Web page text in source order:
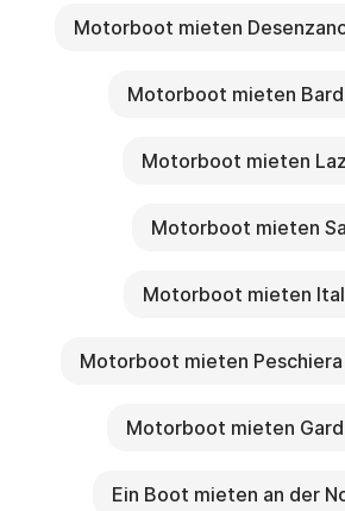
Motorboot mieten
Motorboot mieten
Motorboot mieten
Motorboot mieten
Motorboot mieten
Motorboot mieten Peschiera
Motorboot mieten
Ein Boot mieten an der